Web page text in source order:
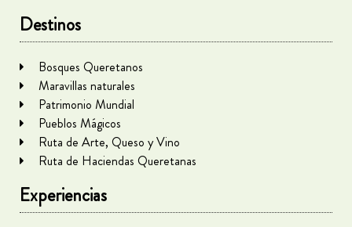
Destinos
Bosques Queretanos
Maravillas naturales
Patrimonio Mundial
Pueblos Mágicos
Ruta de Arte, Queso y Vino
Ruta de Haciendas Queretanas
Experiencias